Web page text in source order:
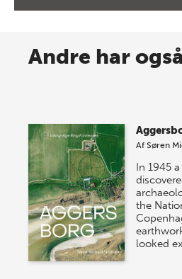
Spar op til 70% til
onsdag den 10. j…
Andre har
AfSøren
In 1945
the
looked